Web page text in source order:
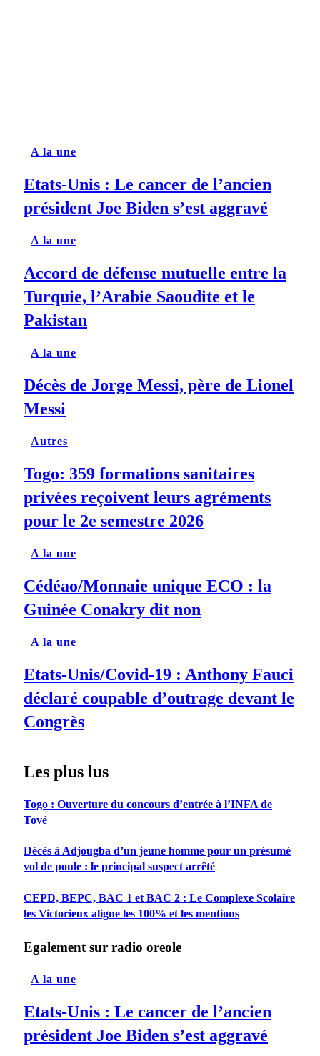
A la une
Etats-Unis : Le cancer de l’ancien
président Joe Biden s’est aggravé
A la une
Accord de défense mutuelle entre la
Turquie, l’Arabie Saoudite et le
Pakistan
A la une
Décès de Jorge Messi, père de Lionel
Messi
Autres
Togo: 359 formations sanitaires
privées reçoivent leurs agréments
pour le 2e semestre 2026
A la une
Cédéao/Monnaie unique ECO : la
Guinée Conakry dit non
A la une
Etats-Unis/Covid-19 : Anthony Fauci
déclaré coupable d’outrage devant le
Congrès
Les plus lus
Togo : Ouverture du concours d’entrée à l’INFA de
Tové
Décès à Adjougba d’un jeune homme pour un présumé
vol de poule : le principal suspect arrêté
CEPD, BEPC, BAC 1 et BAC 2 : Le Complexe Scolaire
les Victorieux aligne les 100% et les mentions
Egalement sur radio oreole
A la une
Etats-Unis : Le cancer de l’ancien
président Joe Biden s’est aggravé